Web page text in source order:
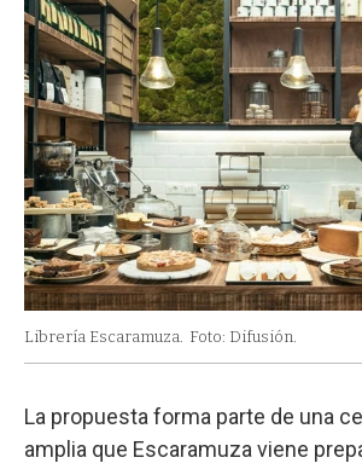
Librería Escaramuza. Foto: Difusión.
La propuesta forma parte de una
amplia que Escaramuza viene